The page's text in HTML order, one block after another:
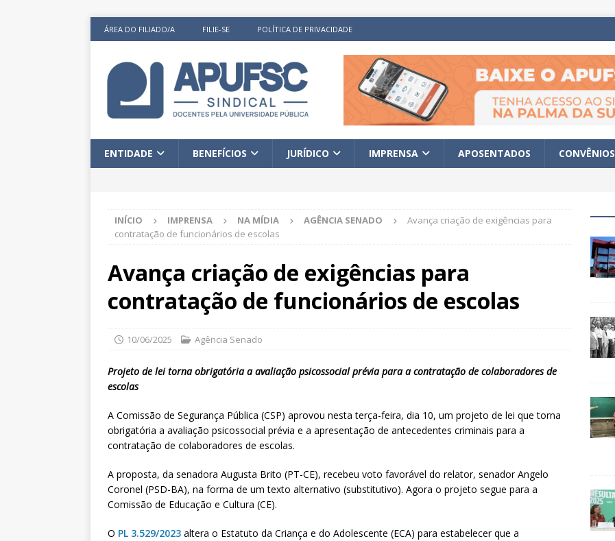
ÁREA DO FILIADO/A FILIE-SE POLÍTICA DE PRIVACIDADE
ENTIDADE BENEFÍCIOS JURÍDICO IMPRENSA APOSENTADOS CONVÊNIOS
INÍCIO IMPRENSA NA MÍDIA AGÊNCIA SENADO
Avança criação de exigências para
contratação de funcionários de escolas
Avança criação de exigências para
contratação de funcionários de escolas
10/06/2025 Agência Senado
Projeto de lei torna obrigatória a avaliação psicossocial prévia para a contratação de colaboradores de
escolas
A Comissão de Segurança Pública (CSP) aprovou nesta terça-feira, dia 10, um projeto de lei que torna
obrigatória a avaliação psicossocial prévia e a apresentação de antecedentes criminais para a
contratação de colaboradores de escolas.
A proposta, da senadora Augusta Brito (PT-CE), recebeu voto favorável do relator, senador Angelo
Coronel (PSD-BA), na forma de um texto alternativo (substitutivo). Agora o projeto segue para a
Comissão de Educação e Cultura (CE).
O PL 3.529/2023 altera o Estatuto da Criança e do Adolescente (ECA) para estabelecer que a